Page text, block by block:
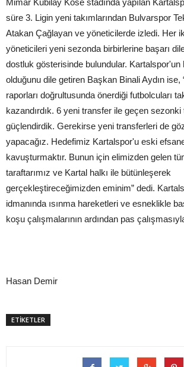
Mimar Kubilay Köse stadında yapılan
süre 3. Ligin yeni takımlarından Bulvarspor
Atakan Çağlayan ve yöneticilerde izledi. Her
yöneticileri yeni sezonda birbirlerine başarı
dostluk gösterisinde bulundular. Kartalspor'un
olduğunu dile getiren Başkan Binali Aydın ise,
raporları doğrultusunda önerdiği futbolcuları
kazandırdık. 6 yeni transfer ile geçen sezonki
güçlendirdik. Gerekirse yeni transferleri de
yapacağız. Hedefimiz Kartalspor'u eski
kavuşturmaktır. Bunun için elimizden gelen
taraftarımız ve Kartal halkı ile bütünleşerek
gerçekleştireceğimizden eminim” dedi.
idmanında ısınma hareketleri ve esneklikle
koşu çalışmalarının ardından pas
Hasan Demir
ETİKETLER